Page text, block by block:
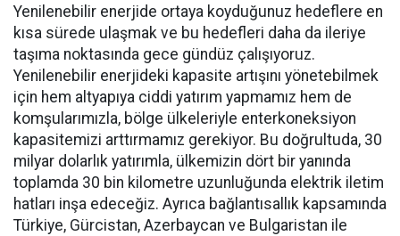
Yenilenebilir enerjide ortaya koyduğunuz hedeflere en
kısa sürede ulaşmak ve bu hedefleri daha da ileriye
taşıma noktasında gece gündüz çalışıyoruz.
Yenilenebilir enerjideki kapasite artışını yönetebilmek
için hem altyapıya ciddi yatırım yapmamız hem de
komşularımızla, bölge ülkeleriyle enterkoneksiyon
kapasitemizi arttırmamız gerekiyor. Bu doğrultuda, 30
milyar dolarlık yatırımla, ülkemizin dört bir yanında
toplamda 30 bin kilometre uzunluğunda elektrik iletim
hatları inşa edeceğiz. Ayrıca bağlantısallık kapsamında
Türkiye, Gürcistan, Azerbaycan ve Bulgaristan ile